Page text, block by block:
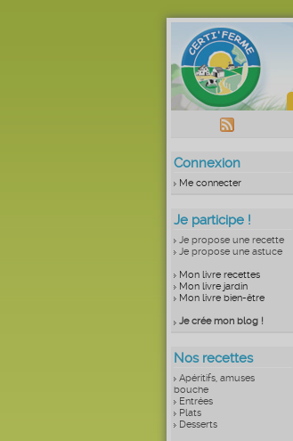
Connexion
Me connecter
Je participe !
Je propose une recette
Je propose une astuce
Mon livre recettes
Mon livre jardin
Mon livre bien-être
Je crée mon blog !
Nos recettes
Apéritifs, amuses
bouche
Entrées
Plats
Desserts